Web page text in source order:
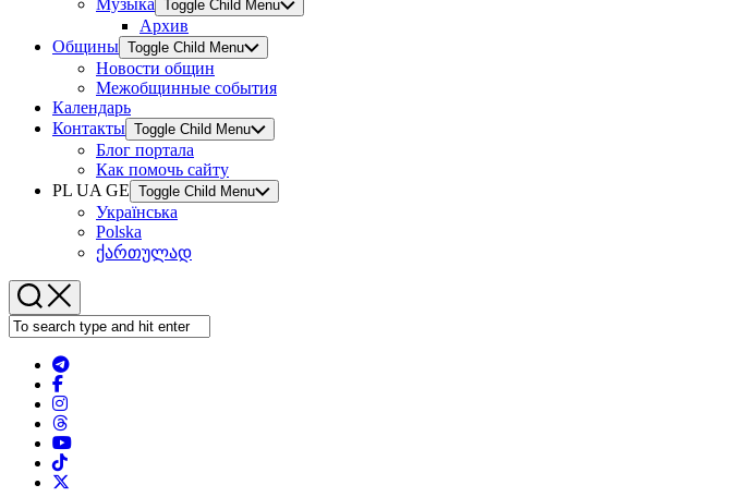
Музыка Toggle Child Menu
Архив
Общины Toggle Child Menu
Новости общин
Межобщинные события
Календарь
Контакты Toggle Child Menu
Блог портала
Как помочь сайту
PL UA GE Toggle Child Menu
Українська
Polska
ქართულად